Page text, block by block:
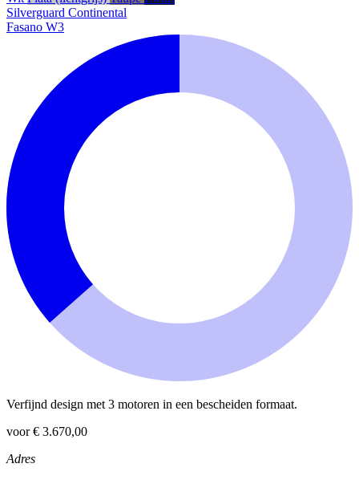
Silverguard Continental
Fasano W3
Verfijnd design met 3 motoren in een bescheiden formaat.
voor € 3.670,00
Adres